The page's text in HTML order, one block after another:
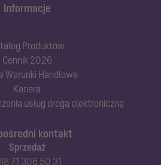
kontakt
Sprzedaż
71 306 50 31
Informacje
Produktów
Cennik 2026
Warunki Handlowe
Kariera
usług drogą elektroniczną